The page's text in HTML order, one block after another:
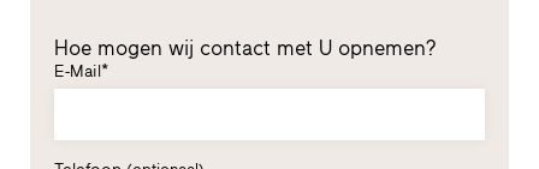
Hoe mogen wij contact met U opnemen?
E-Mail*